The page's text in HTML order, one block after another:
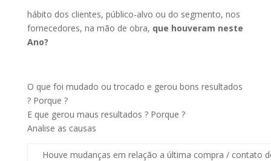
hábito dos clientes, público-alvo ou do segmento, nos
fornecedores, na mão de obra, que houveram neste
Ano?
O que foi mudado ou trocado e gerou bons resultados
? Porque ?
E que gerou maus resultados ? Porque ?
Analise as causas
Houve mudanças em relação a última compra / contato